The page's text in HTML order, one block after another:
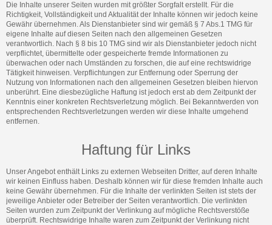
Die Inhalte unserer Seiten wurden mit größter Sorgfalt erstellt. Für die
Richtigkeit, Vollständigkeit und Aktualität der Inhalte können wir jedoch keine
Gewähr übernehmen. Als Dienstanbieter sind wir gemäß § 7 Abs.1 TMG für
eigene Inhalte auf diesen Seiten nach den allgemeinen Gesetzen
verantwortlich. Nach § 8 bis 10 TMG sind wir als Dienstanbieter jedoch nicht
verpflichtet, übermittelte oder gespeicherte fremde Informationen zu
überwachen oder nach Umständen zu forschen, die auf eine rechtswidrige
Tätigkeit hinweisen. Verpflichtungen zur Entfernung oder Sperrung der
Nutzung von Informationen nach den allgemeinen Gesetzen bleiben hiervon
unberührt. Eine diesbezügliche Haftung ist jedoch erst ab dem Zeitpunkt der
Kenntnis einer konkreten Rechtsverletzung möglich. Bei Bekanntwerden von
entsprechenden Rechtsverletzungen werden wir diese Inhalte umgehend
entfernen.
Haftung für Links
Unser Angebot enthält Links zu externen Webseiten Dritter, auf deren Inhalte
wir keinen Einfluss haben. Deshalb können wir für diese fremden Inhalte auch
keine Gewähr übernehmen. Für die Inhalte der verlinkten Seiten ist stets der
jeweilige Anbieter oder Betreiber der Seiten verantwortlich. Die verlinkten
Seiten wurden zum Zeitpunkt der Verlinkung auf mögliche Rechtsverstöße
überprüft. Rechtswidrige Inhalte waren zum Zeitpunkt der Verlinkung nicht